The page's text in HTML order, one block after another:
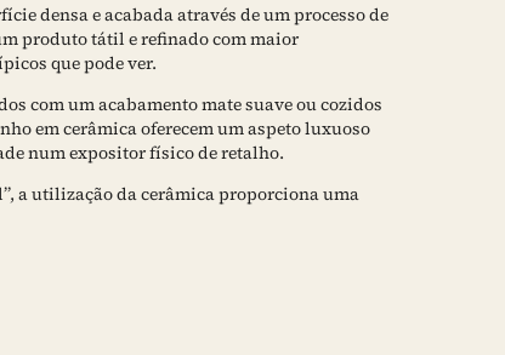
densa e acabada através de um processo de
produto tátil e refinado com maior
que pode ver.
com um acabamento mate suave ou cozidos
em cerâmica oferecem um aspeto luxuoso
num expositor físico de retalho.
a utilização da cerâmica proporciona uma